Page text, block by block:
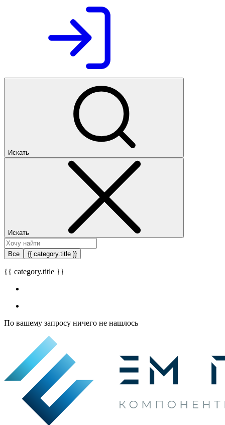
Искать
Искать
Все {{ category.title }}
{{ category.title }}
По вашему запросу ничего не нашлось